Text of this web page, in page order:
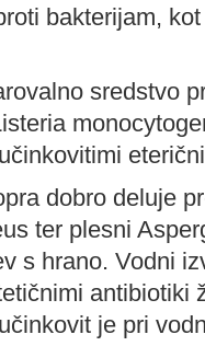
bakterijam,
sredstvo
dobro deluje
ter plesni
s hrano. Vodni
antibiotiki
je pri